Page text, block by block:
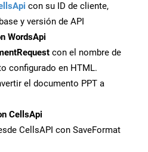
con su ID de cliente,
y versión de API
WordsApi
con el nombre de
configurado en HTML.
el documento PPT a
CellsApi
CellsAPI con SaveFormat